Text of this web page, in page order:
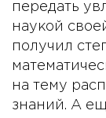
передать
наукой
получил
на тему
знаний. А